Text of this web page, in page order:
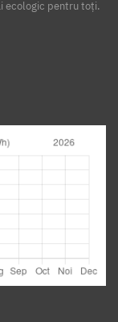
ecologic pentru toți.